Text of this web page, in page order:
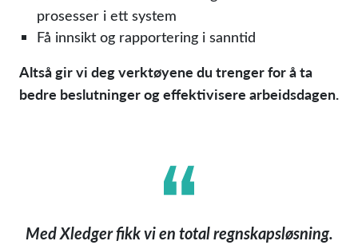
prosesser i ett system
Få innsikt og rapportering i sanntid
Altså gir vi deg verktøyene du trenger for å ta
bedre beslutninger og effektivisere arbeidsdagen.
Med Xledger fikk vi en total regnskapsløsning.